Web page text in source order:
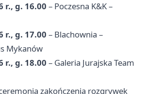
r., g. 16.00 – Poczesna K&K –
r., g. 17.00 – Blachownia –
Mykanów
r., g. 18.00 – Galeria Jurajska Team
zakończenia rozgrywek